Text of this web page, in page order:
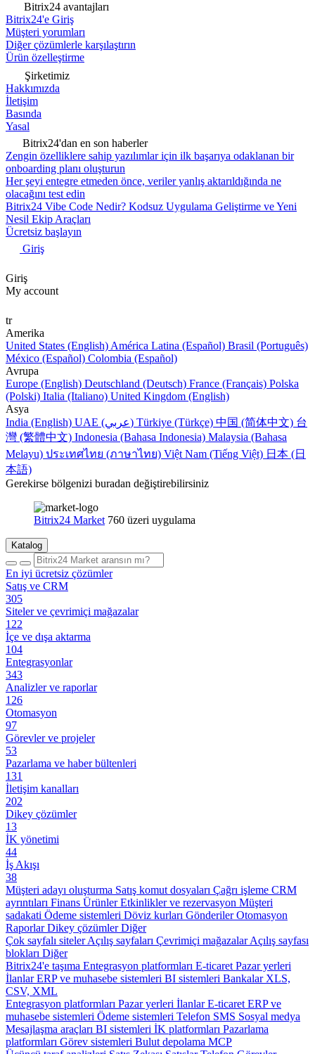
Bitrix24 avantajları
Bitrix24'e Giriş
Müşteri yorumları
Diğer çözümlerle karşılaştırın
Ürün özelleştirme
Şirketimiz
Hakkımızda
İletişim
Basında
Yasal
Bitrix24'dan en son haberler
Zengin özelliklere sahip yazılımlar için ilk başarıya odaklanan bir
onboarding planı oluşturun
Her şeyi entegre etmeden önce, veriler yanlış aktarıldığında ne
olacağını test edin
Bitrix24 Vibe Code Nedir? Kodsuz Uygulama Geliştirme ve Yeni
Nesil Ekip Araçları
Ücretsiz başlayın
Giriş
Giriş
My account
tr
Amerika
United States (English) América Latina (Español) Brasil (Português)
México (Español) Colombia (Español)
Avrupa
Europe (English) Deutschland (Deutsch) France (Français) Polska
(Polski) Italia (Italiano) United Kingdom (English)
Asya
India (English)
UAE (عربي) Türkiye (Türkçe) 中国 (简体中文) 台
灣 (繁體中文) Indonesia (Bahasa Indonesia) Malaysia (Bahasa
Melayu) ประเทศไทย (ภาษาไทย) Việt Nam (Tiếng Việt) 日本 (日
本語)
Gerekirse bölgenizi buradan değiştirebilirsiniz
Bitrix24 Market 760 üzeri uygulama
Katalog
En iyi ücretsiz çözümler
Satış ve CRM
305
Siteler ve çevrimiçi mağazalar
122
İçe ve dışa aktarma
104
Entegrasyonlar
343
Analizler ve raporlar
126
Otomasyon
97
Görevler ve projeler
53
Pazarlama ve haber bültenleri
131
İletişim kanalları
202
Dikey çözümler
13
İK yönetimi
44
İş Akışı
38
Müşteri adayı oluşturma Satış komut dosyaları Çağrı işleme CRM
ayrıntıları Finans Ürünler Etkinlikler ve rezervasyon Müşteri
sadakati Ödeme sistemleri Döviz kurları Gönderiler Otomasyon
Raporlar Dikey çözümler Diğer
Çok sayfalı siteler Açılış sayfaları Çevrimiçi mağazalar Açılış sayfası
blokları Diğer
Bitrix24'e taşıma Entegrasyon platformları E-ticaret Pazar yerleri
İlanlar ERP ve muhasebe sistemleri BI sistemleri Bankalar XLS,
CSV, XML
Entegrasyon platformları Pazar yerleri İlanlar E-ticaret ERP ve
muhasebe sistemleri Ödeme sistemleri Telefon SMS Sosyal medya
Mesajlaşma araçları BI sistemleri İK platformları Pazarlama
platformları Görev sistemleri Bulut depolama MCP